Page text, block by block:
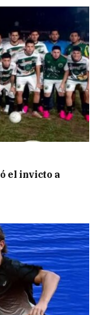
el invicto a